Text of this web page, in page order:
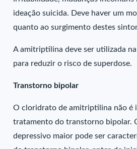
ideação suicida. Deve haver um
quanto ao surgimento destes
A amitriptilina deve ser utilizada
para reduzir o risco de superdose.
Transtorno bipolar
O cloridrato de amitriptilina não é
tratamento do transtorno bipolar.
depressivo maior pode ser